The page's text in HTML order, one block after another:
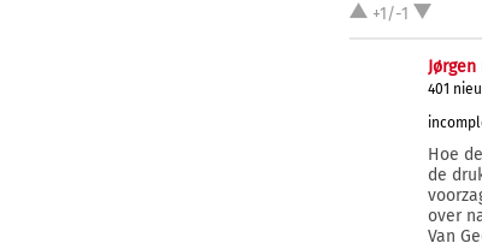
+1/-1
401
Hoe
de
over
Van